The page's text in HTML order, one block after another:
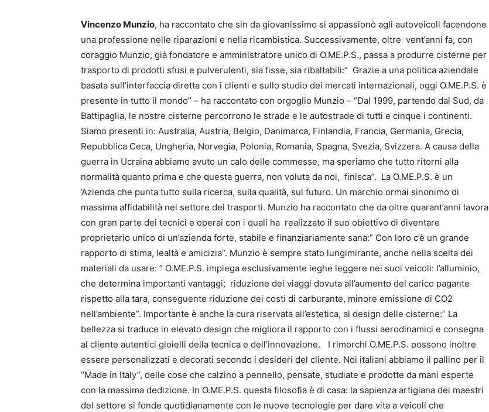
Vincenzo Munzio, ha raccontato che sin da giovanissimo si appassionò agli autoveicoli facendone
una professione nelle riparazioni e nella ricambistica. Successivamente, oltre vent’anni fa, con
coraggio Munzio, già fondatore e amministratore unico di O.ME.P.S., passa a produrre cisterne per
trasporto di prodotti sfusi e pulverulenti, sia fisse, sia ribaltabili:” Grazie a una politica aziendale
basata sull’interfaccia diretta con i clienti e sullo studio dei mercati internazionali, oggi O.ME.P.S. è
presente in tutto il mondo” – ha raccontato con orgoglio Munzio – “Dal 1999, partendo dal Sud, da
Battipaglia, le nostre cisterne percorrono le strade e le autostrade di tutti e cinque i continenti.
Siamo presenti in: Australia, Austria, Belgio, Danimarca, Finlandia, Francia, Germania, Grecia,
Repubblica Ceca, Ungheria, Norvegia, Polonia, Romania, Spagna, Svezia, Svizzera. A causa della
guerra in Ucraina abbiamo avuto un calo delle commesse, ma speriamo che tutto ritorni alla
normalità quanto prima e che questa guerra, non voluta da noi, finisca”. La O.ME.P.S. è un
’Azienda che punta tutto sulla ricerca, sulla qualità, sul futuro. Un marchio ormai sinonimo di
massima affidabilità nel settore dei trasporti. Munzio ha raccontato che da oltre quarant’anni lavora
con gran parte dei tecnici e operai con i quali ha realizzato il suo obiettivo di diventare
proprietario unico di un’azienda forte, stabile e finanziariamente sana:” Con loro c’è un grande
rapporto di stima, lealtà e amicizia”. Munzio è sempre stato lungimirante, anche nella scelta dei
materiali da usare: ” O.ME.P.S. impiega esclusivamente leghe leggere nei suoi veicoli: l’alluminio,
che determina importanti vantaggi; riduzione dei viaggi dovuta all’aumento del carico pagante
rispetto alla tara, conseguente riduzione dei costi di carburante, minore emissione di CO2
nell’ambiente”. Importante è anche la cura riservata all’estetica, al design delle cisterne:” La
bellezza si traduce in elevato design che migliora il rapporto con i flussi aerodinamici e consegna
al cliente autentici gioielli della tecnica e dell’innovazione. I rimorchi O.ME.P.S. possono inoltre
essere personalizzati e decorati secondo i desideri del cliente. Noi italiani abbiamo il pallino per il
“Made in Italy”, delle cose che calzino a pennello, pensate, studiate e prodotte da mani esperte
con la massima dedizione. In O.ME.P.S. questa filosofia è di casa: la sapienza artigiana dei maestri
del settore si fonde quotidianamente con le nuove tecnologie per dare vita a veicoli che